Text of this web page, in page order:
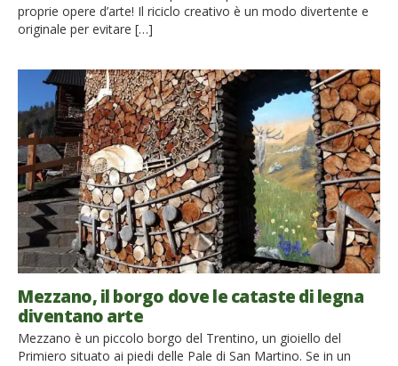
proprie opere d’arte! Il riciclo creativo è un modo divertente e
originale per evitare […]
Mezzano, il borgo dove le cataste di legna
diventano arte
Mezzano è un piccolo borgo del Trentino, un gioiello del
Primiero situato ai piedi delle Pale di San Martino. Se in un